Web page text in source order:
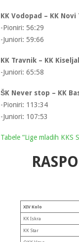
KK Vodopad – KK Novi
-Pioniri: 56:29
-Juniori: 59:66
KK Travnik – KK
-Juniori: 65:58
ŠK Never stop – KK
-Pioniri: 113:34
-Juniori: 107:53
Tabele “Lige mladih KKS
XIV Kolo
KK Iskra
KK Star